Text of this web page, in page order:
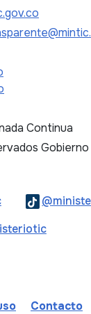
Continua
Gobierno
Logo Threads
Logo
Contacto